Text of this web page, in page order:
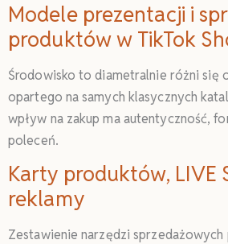
Modele prezentacji i
produktów w TikTok
Środowisko to diametralnie różni się
opartego na samych klasycznych
wpływ na zakup ma autentyczność,
poleceń.
Karty produktów, LIVE
reklamy
Zestawienie narzędzi sprzedażowych